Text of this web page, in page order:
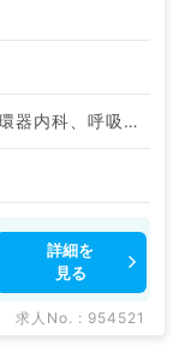
神経内科、一般内科、循環器内科、呼吸器内科、消化器内科
詳細を
見る
求人No. : 954521